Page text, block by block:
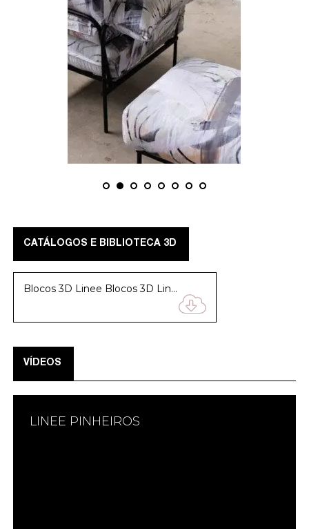
CATÁLOGOS E BIBLIOTECA 3D
Blocos 3D Linee Blocos 3D Linee Blocos 3D Linee Blocos 3D Linee Blocos 3D Linee
VÍDEOS
LINEE PINHEIROS